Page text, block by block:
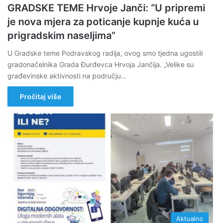
GRADSKE TEME Hrvoje Janči: “U pripremi
je nova mjera za poticanje kupnje kuća u
prigradskim naseljima”
U Gradske teme Podravskog radija, ovog smo tjedna ugostili
gradonačelnika Grada Đurđevca Hrvoja Jančija. „Velike su
građevinske aktivnosti na području…
Pročitaj više
Aktualno